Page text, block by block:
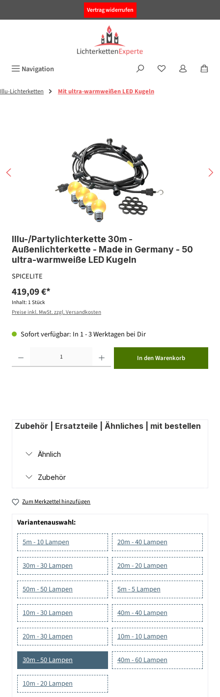
Vertrag widerrufen
Navigation
Illu-Lichterketten Mit ultra-warmweißen LED Kugeln
Illu-/Partylichterkette 30m -
Außenlichterkette - Made in Germany - 50
ultra-warmweiße LED Kugeln
SPICELITE
419,09 €*
Inhalt: 1 Stück
Preise inkl. MwSt. zzgl. Versandkosten
Sofort verfügbar: In 1 - 3 Werktagen bei Dir
In den Warenkorb
Zubehör | Ersatzteile | Ähnliches | mit bestellen
Ähnlich
Zubehör
Zum Merkzettel hinzufügen
Variantenauswahl:
5m - 10 Lampen
20m - 40 Lampen
30m - 30 Lampen 20m - 20 Lampen
50m - 50 Lampen 5m - 5 Lampen
10m - 30 Lampen 40m - 40 Lampen
20m - 30 Lampen 10m - 10 Lampen
30m - 50 Lampen 40m - 60 Lampen
10m - 20 Lampen